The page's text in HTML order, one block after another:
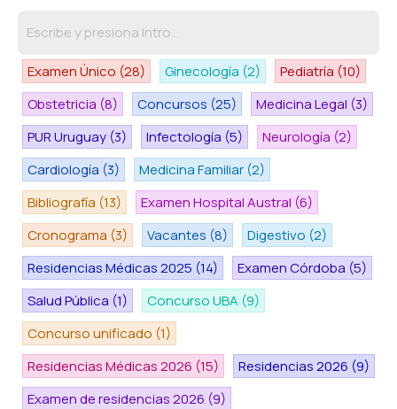
Examen Único (28) Ginecología (2) Pediatría (10)
Obstetricia (8) Concursos (25) Medicina Legal (3)
PUR Uruguay (3) Infectología (5) Neurología (2)
Cardiología (3) Medicina Familiar (2)
Bibliografía (13) Examen Hospital Austral (6)
Cronograma (3) Vacantes (8) Digestivo (2)
Residencias Médicas 2025 (14) Examen Córdoba (5)
Salud Pública (1) Concurso UBA (9)
Concurso unificado (1)
Residencias Médicas 2026 (15) Residencias 2026 (9)
Examen de residencias 2026 (9)